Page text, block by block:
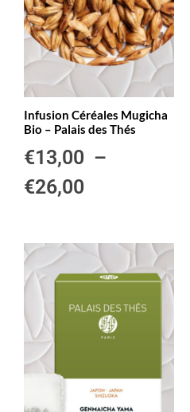
Infusion Céréales Mugicha
Bio – Palais des Thés
€13,00 –
€26,00